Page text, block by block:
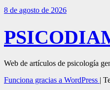
8 de agosto de 2026
Web de artículos de psicología
Funciona gracias a WordPress |